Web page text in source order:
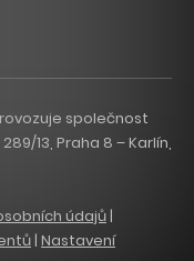
společnost
13, Praha 8 – Karlín,
údajů |
| Nastavení